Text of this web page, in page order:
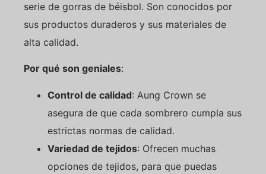
serie de gorras de béisbol. Son conocidos por
sus productos duraderos y sus materiales de
alta calidad.
Por qué son geniales:
Control de calidad: Aung Crown se
asegura de que cada sombrero cumpla sus
estrictas normas de calidad.
Variedad de tejidos: Ofrecen muchas
opciones de tejidos, para que puedas